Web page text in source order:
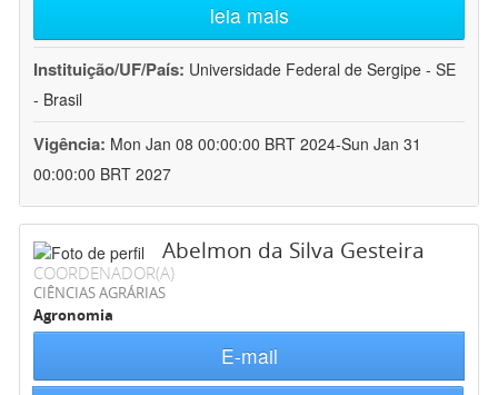
leia mais
Instituição/UF/País: Universidade Federal de Sergipe - SE
- Brasil
Vigência: Mon Jan 08 00:00:00 BRT 2024-Sun Jan 31
00:00:00 BRT 2027
Abelmon da Silva Gesteira
COORDENADOR(A)
CIÊNCIAS AGRÁRIAS
Agronomia
E-mail